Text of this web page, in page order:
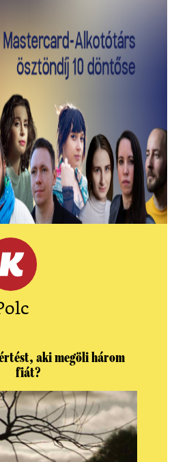
os Mastercard -
10 döntősét!
ki a két győztes.
aki megöli három
fiát?